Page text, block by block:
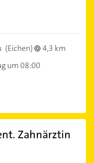
(Eichen)
4,3 km
um 08:00
Zahnärztin